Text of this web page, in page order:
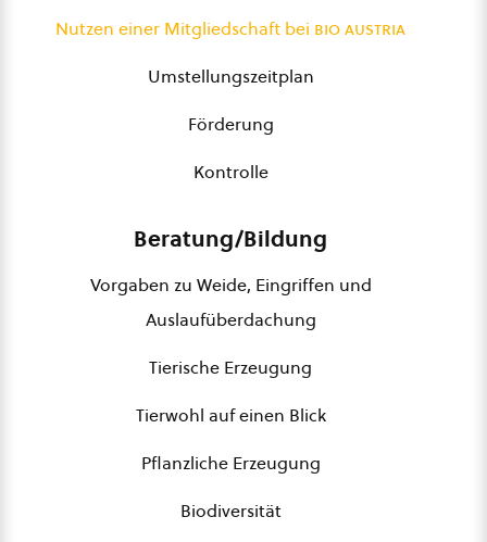
Nutzen einer Mitgliedschaft bei bio austria
Umstellungszeitplan
Förderung
Kontrolle
Beratung/Bildung
Vorgaben zu Weide, Eingriffen und
Auslaufüberdachung
Tierische Erzeugung
Tierwohl auf einen Blick
Pflanzliche Erzeugung
Biodiversität